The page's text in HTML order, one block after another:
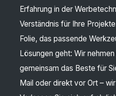
Erfahrung in der
Verständnis für Ihre
Folie, das passende
Lösungen geht: Wir
gemeinsam das Beste für
Mail oder direkt vor Ort –